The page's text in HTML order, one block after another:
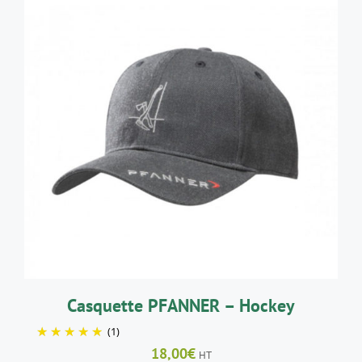
AJOUTER AU PANIER / DÉTAILS
Casquette PFANNER – Hockey
(1)
18,00€ HT